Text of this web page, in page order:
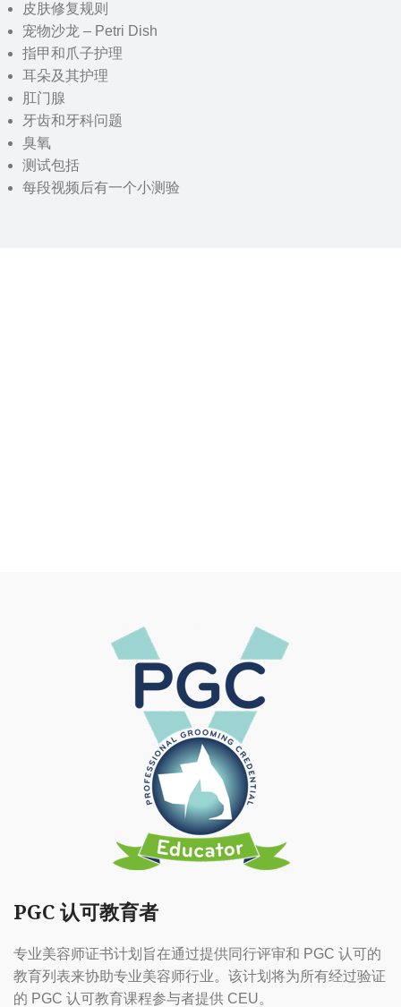
皮肤修复规则
宠物沙龙 – Petri Dish
指甲和爪子护理
耳朵及其护理
肛门腺
牙齿和牙科问题
臭氧
测试包括
每段视频后有一个小测验
PGC 认可教育者
专业美容师证书计划旨在通过提供同行评审和 PGC 认可的
教育列表来协助专业美容师行业。该计划将为所有经过验证
的 PGC 认可教育课程参与者提供 CEU。